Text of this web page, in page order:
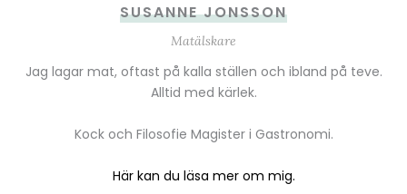
SUSANNE JONSSON
Matälskare
Jag lagar mat, oftast på kalla ställen och ibland på teve.
Alltid med kärlek.
Kock och Filosofie Magister i Gastronomi.
Här kan du läsa mer om mig.